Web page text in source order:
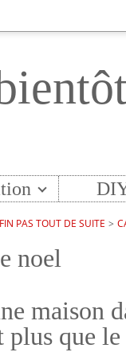
PAS TOUT DE SUITE >
noel
maison
que